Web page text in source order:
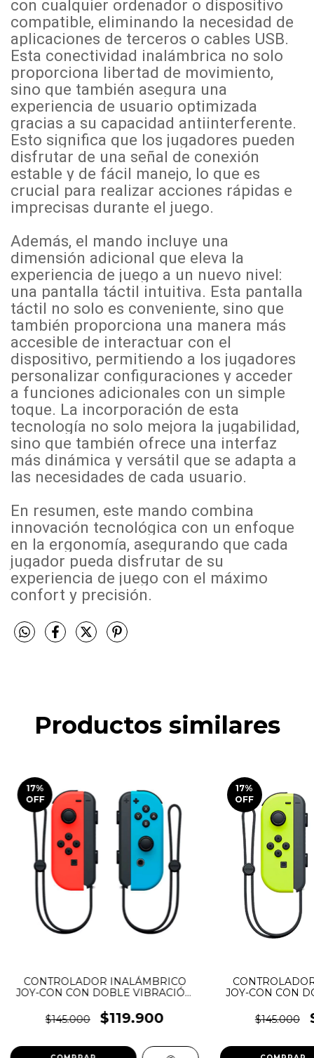
con cualquier ordenador o dispositivo
compatible, eliminando la necesidad de
aplicaciones de terceros o cables USB.
Esta conectividad inalámbrica no solo
proporciona libertad de movimiento,
sino que también asegura una
experiencia de usuario optimizada
gracias a su capacidad antiinterferente.
Esto significa que los jugadores pueden
disfrutar de una señal de conexión
estable y de fácil manejo, lo que es
crucial para realizar acciones rápidas e
imprecisas durante el juego.
Además, el mando incluye una
dimensión adicional que eleva la
experiencia de juego a un nuevo nivel:
una pantalla táctil intuitiva. Esta pantalla
táctil no solo es conveniente, sino que
también proporciona una manera más
accesible de interactuar con el
dispositivo, permitiendo a los jugadores
personalizar configuraciones y acceder
a funciones adicionales con un simple
toque. La incorporación de esta
tecnología no solo mejora la jugabilidad,
sino que también ofrece una interfaz
más dinámica y versátil que se adapta a
las necesidades de cada usuario.
En resumen, este mando combina
innovación tecnológica con un enfoque
en la ergonomía, asegurando que cada
jugador pueda disfrutar de su
experiencia de juego con el máximo
confort y precisión.
Productos similares
17%
OFF
CONTROLADOR INALÁMBRICO
JOY-CON CON DOBLE VIBRACIÓN
SWITCH MANDO DE JUEGOS
COLORES ROJO - AZUL GENERICO
$145.000 $119.900
17%
OFF
JOY-CON CON
SWITCH
COLORES
$145.000